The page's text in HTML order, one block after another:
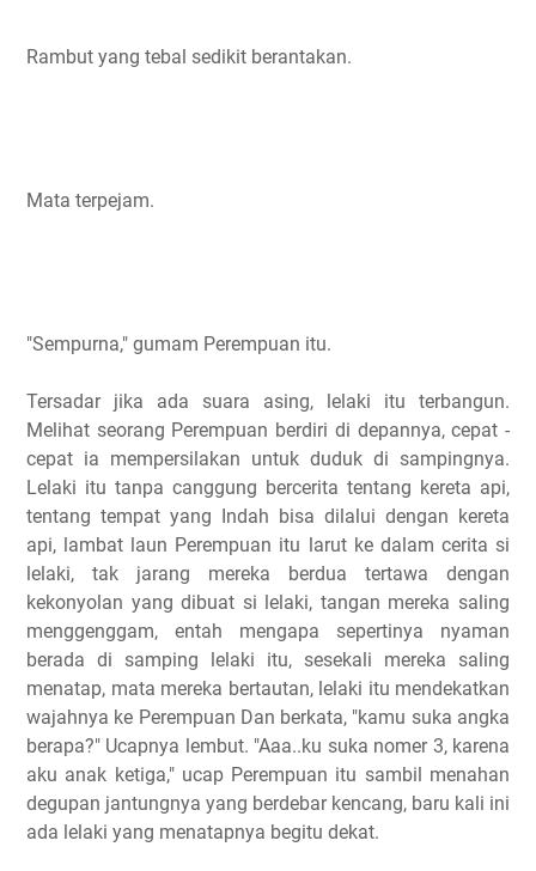
Rambut yang tebal sedikit berantakan.
Mata terpejam.
"Sempurna," gumam Perempuan itu.
Tersadar jika ada suara asing, lelaki itu terbangun.
Melihat seorang Perempuan berdiri di depannya, cepat -
cepat ia mempersilakan untuk duduk di sampingnya.
Lelaki itu tanpa canggung bercerita tentang kereta api,
tentang tempat yang Indah bisa dilalui dengan kereta
api, lambat laun Perempuan itu larut ke dalam cerita si
lelaki, tak jarang mereka berdua tertawa dengan
kekonyolan yang dibuat si lelaki, tangan mereka saling
menggenggam, entah mengapa sepertinya nyaman
berada di samping lelaki itu, sesekali mereka saling
menatap, mata mereka bertautan, lelaki itu mendekatkan
wajahnya ke Perempuan Dan berkata, "kamu suka angka
berapa?" Ucapnya lembut. "Aaa..ku suka nomer 3, karena
aku anak ketiga," ucap Perempuan itu sambil menahan
degupan jantungnya yang berdebar kencang, baru kali ini
ada lelaki yang menatapnya begitu dekat.